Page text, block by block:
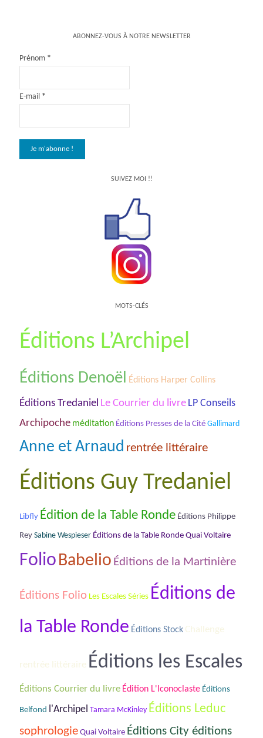
publications
ABONNEZ-VOUS À NOTRE NEWSLETTER
Prénom *
E-mail *
SUIVEZ MOI !!
MOTS-CLÉS
Éditions L’Archipel
Éditions Denoël Éditions Harper Collins
Éditions Tredaniel Le Courrier du livre LP Conseils
Archipoche méditation Éditions Presses de la Cité Gallimard
Anne et Arnaud rentrée littéraire
Éditions Guy Tredaniel
Libfly Édition de la Table Ronde Éditions Philippe
Rey Sabine Wespieser Éditions de la Table Ronde Quai Voltaire
FolioBabelio Éditions de la Martinière
Éditions Folio Les Escales Séries Éditions de
la Table Ronde Éditions Stock Challenge
rentrée littéraire Éditions les Escales
Éditions Courrier du livre Édition L'Iconoclaste Éditions
Belfond l'Archipel Tamara McKinley Éditions Leduc
sophrologie Quai Voltaire Éditions City éditions